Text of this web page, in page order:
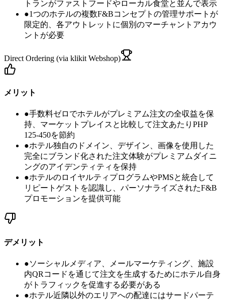
トランがファストフードやローカル食堂と並んで表示
●1つのホテルの複数F&Bコンセプトの管理サポートが
限定的、各アウトレットに個別のマーチャントアカウ
ントが必要
Direct Ordering (via klikit Webshop)
メリット
●手数料ゼロでホテルがプレミアム注文の全収益を保
持、マーケットプレイスと比較して注文あたりPHP
125-450を節約
●ホテル独自のドメイン、デザイン、画像を使用した
完全にブランド化された注文体験がプレミアムダイニ
ングのアイデンティティを保持
●ホテルのロイヤルティプログラムやPMSと統合して
リピートゲストを認識し、パーソナライズされたF&B
プロモーションを提供可能
デメリット
●ソーシャルメディア、メールマーケティング、施設
内QRコードを通じて注文を生成するためにホテル自身
がトラフィックを促進する必要がある
●ホテル近隣以外のエリアへの配達にはサードパーテ